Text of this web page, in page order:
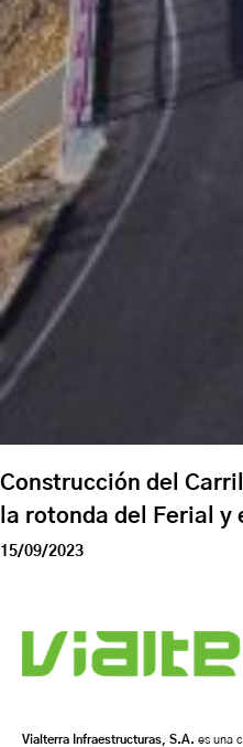
Construcción del
la rotonda del Ferial y
15/09/2023
Vialterra Infraestructuras, S.A. es una